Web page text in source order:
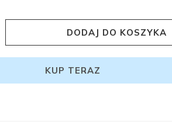
DODAJ DO KOSZYKA
KUP TERAZ